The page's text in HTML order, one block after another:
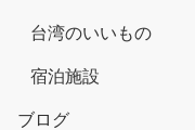
台湾のいいもの
宿泊施設
ブログ